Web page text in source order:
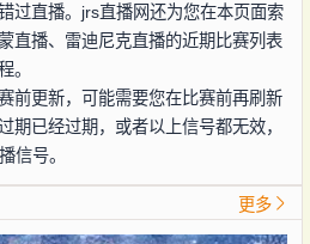
过直播。jrs直播网还为您在本页面索
直播、雷迪尼克直播的近期比赛列表
。
前更新，可能需要您在比赛前再刷新
期已经过期，或者以上信号都无效，
信号。
更多